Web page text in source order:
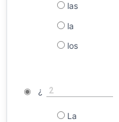
las
la
los
◉¿ 2
La